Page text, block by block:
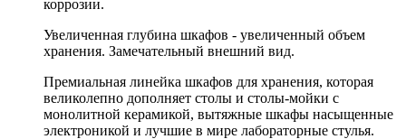
коррозии.
Увеличенная глубина шкафов - увеличенный объем
хранения. Замечательный внешний вид.
Премиальная линейка шкафов для хранения, которая
великолепно дополняет столы и столы-мойки с
монолитной керамикой, вытяжные шкафы насыщенные
электроникой и лучшие в мире лабораторные стулья.